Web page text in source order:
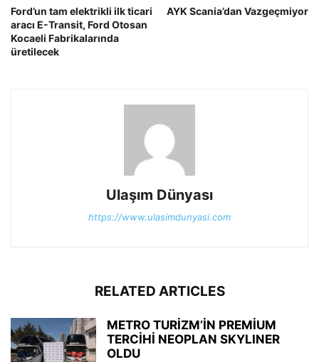
Ford’un tam elektrikli ilk ticari
aracı E-Transit, Ford Otosan
Kocaeli Fabrikalarında
üretilecek
AYK Scania’dan Vazgeçmiyor
Ulaşım Dünyası
https://www.ulasimdunyasi.com
RELATED ARTICLES
METRO TURİZM’İN PREMİUM
TERCİHİ NEOPLAN SKYLINER
OLDU